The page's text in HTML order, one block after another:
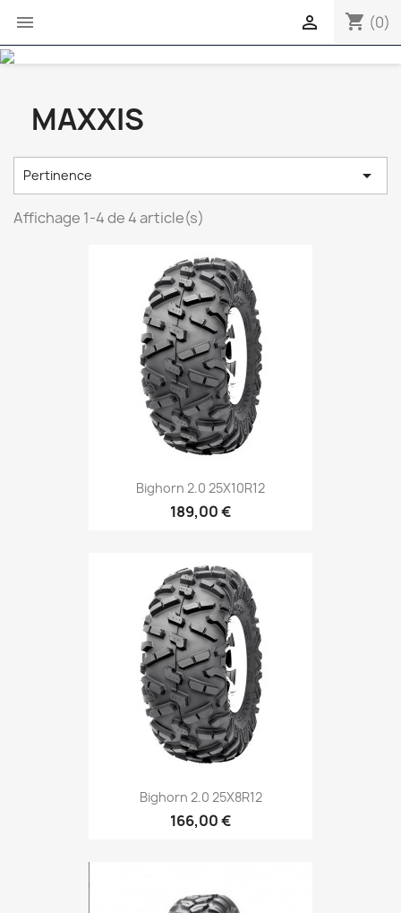
 shopping_cart (0)

MAXXIS
Pertinence 
Affichage 1-4 de 4 article(s)
Bighorn 2.0 25X10R12
189,00 €
Bighorn 2.0 25X8R12
166,00 €